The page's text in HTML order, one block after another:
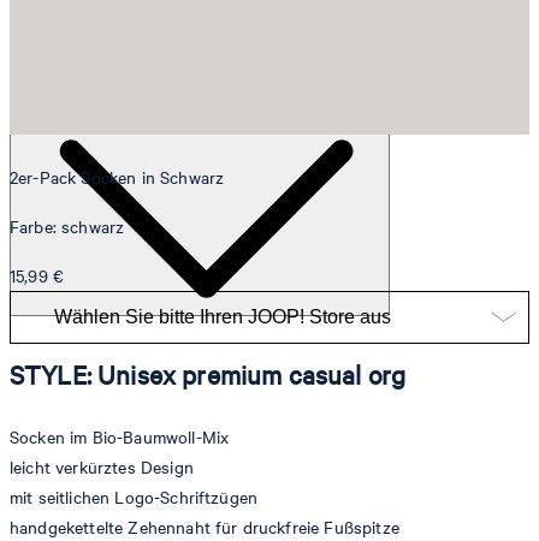
2er-Pack Socken in Schwarz
Farbe: schwarz
15,99 €
STYLE: Unisex premium casual org
Socken im Bio-Baumwoll-Mix
leicht verkürztes Design
mit seitlichen Logo-Schriftzügen
handgekettelte Zehennaht für druckfreie Fußspitze